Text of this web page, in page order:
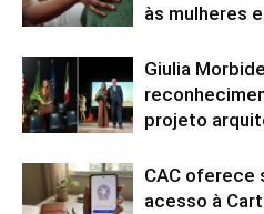
às mulheres
Giulia
projeto
CAC oferece
acesso à